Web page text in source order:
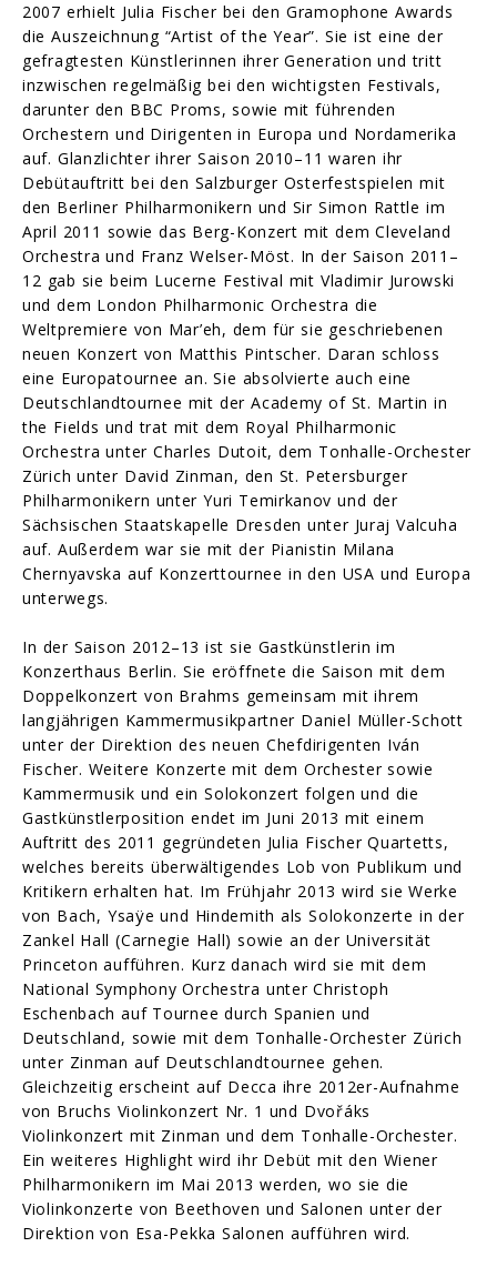
2007 erhielt Julia Fischer bei den Gramophone Awards
die Auszeichnung “Artist of the Year”. Sie ist eine der
gefragtesten Künstlerinnen ihrer Generation und tritt
inzwischen regelmäßig bei den wichtigsten Festivals,
darunter den BBC Proms, sowie mit führenden
Orchestern und Dirigenten in Europa und Nordamerika
auf. Glanzlichter ihrer Saison 2010–11 waren ihr
Debütauftritt bei den Salzburger Osterfestspielen mit
den Berliner Philharmonikern und Sir Simon Rattle im
April 2011 sowie das Berg-Konzert mit dem Cleveland
Orchestra und Franz Welser-Möst. In der Saison 2011–
12 gab sie beim Lucerne Festival mit Vladimir Jurowski
und dem London Philharmonic Orchestra die
Weltpremiere von Mar’eh, dem für sie geschriebenen
neuen Konzert von Matthis Pintscher. Daran schloss
eine Europatournee an. Sie absolvierte auch eine
Deutschlandtournee mit der Academy of St. Martin in
the Fields und trat mit dem Royal Philharmonic
Orchestra unter Charles Dutoit, dem Tonhalle-Orchester
Zürich unter David Zinman, den St. Petersburger
Philharmonikern unter Yuri Temirkanov und der
Sächsischen Staatskapelle Dresden unter Juraj Valcuha
auf. Außerdem war sie mit der Pianistin Milana
Chernyavska auf Konzerttournee in den USA und Europa
unterwegs.
In der Saison 2012–13 ist sie Gastkünstlerin im
Konzerthaus Berlin. Sie eröffnete die Saison mit dem
Doppelkonzert von Brahms gemeinsam mit ihrem
langjährigen Kammermusikpartner Daniel Müller-Schott
unter der Direktion des neuen Chefdirigenten Iván
Fischer. Weitere Konzerte mit dem Orchester sowie
Kammermusik und ein Solokonzert folgen und die
Gastkünstlerposition endet im Juni 2013 mit einem
Auftritt des 2011 gegründeten Julia Fischer Quartetts,
welches bereits überwältigendes Lob von Publikum und
Kritikern erhalten hat. Im Frühjahr 2013 wird sie Werke
von Bach, Ysaÿe und Hindemith als Solokonzerte in der
Zankel Hall (Carnegie Hall) sowie an der Universität
Princeton aufführen. Kurz danach wird sie mit dem
National Symphony Orchestra unter Christoph
Eschenbach auf Tournee durch Spanien und
Deutschland, sowie mit dem Tonhalle-Orchester Zürich
unter Zinman auf Deutschlandtournee gehen.
Gleichzeitig erscheint auf Decca ihre 2012er-Aufnahme
von Bruchs Violinkonzert Nr. 1 und Dvořáks
Violinkonzert mit Zinman und dem Tonhalle-Orchester.
Ein weiteres Highlight wird ihr Debüt mit den Wiener
Philharmonikern im Mai 2013 werden, wo sie die
Violinkonzerte von Beethoven und Salonen unter der
Direktion von Esa-Pekka Salonen aufführen wird.